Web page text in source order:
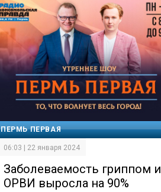
ПЕРМЬ ПЕРВАЯ
06:03 | 22 января 2024
Заболеваемость гриппом и
ОРВИ выросла на 90%